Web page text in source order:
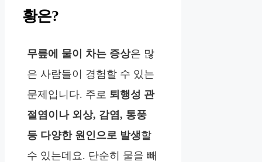
황은?
무릎에 물이 차는 증상은 많
은 사람들이 경험할 수 있는
문제입니다. 주로 퇴행성 관
절염이나 외상, 감염, 통풍
등 다양한 원인으로 발생할
수 있는데요. 단순히 물을 빼